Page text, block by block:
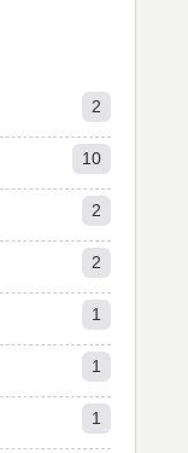
2
10
2
2
1
1
1